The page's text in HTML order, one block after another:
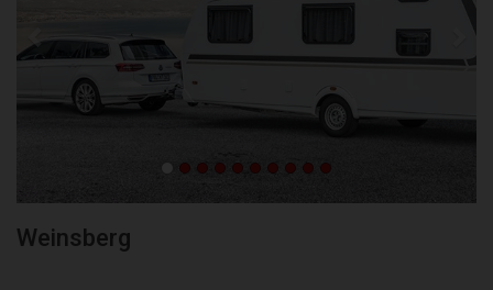
Weinsberg